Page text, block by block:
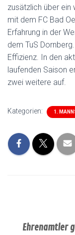
zusätzlich über ein
mit dem FC Bad
Erfahrung in der
dem TuS
Effizienz. In den
laufenden Saison
zwei weitere auf.
Kategorien: 1.
Ehrenamtler